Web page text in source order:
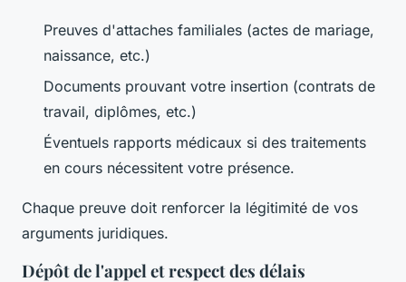
Preuves d'attaches familiales (actes de mariage,
naissance, etc.)
Documents prouvant votre insertion (contrats de
travail, diplômes, etc.)
Éventuels rapports médicaux si des traitements
en cours nécessitent votre présence.
Chaque preuve doit renforcer la légitimité de vos
arguments juridiques.
Dépôt de l'appel et respect des délais